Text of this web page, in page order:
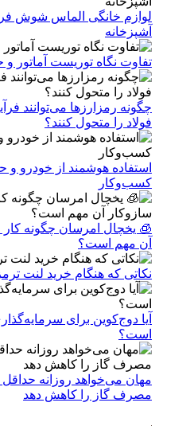
لوازم خانگی الماس شوش
آشپزخانه
تفاوت نگاه توریست آماتور
چگونه رمزارزها می‌توانند
فولاد را متحول کنند؟
استفاده هوشمند از خودرو
کسب‌وکار
🧊 یخچال امرسان چگونه
آن مهم است؟
نکاتی که هنگام خرید لنت ترمز
است؟
مهان می‌خواهد روزانه
مصرف گاز را کاهش دهد